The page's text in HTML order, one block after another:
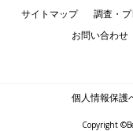
サイトマップ
調査・
お問い合わせ
個人情報保護
Copyright